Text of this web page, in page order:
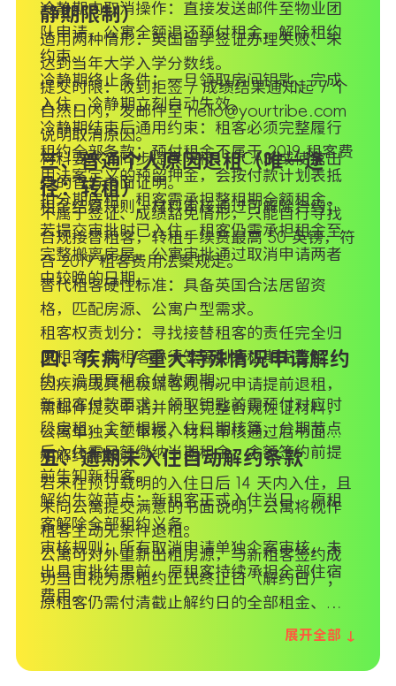
冷静期内取消操作：直接发送邮件至物业团
队申请，公寓全额退还预付租金，解除租约
约束。
冷静期终止条件：一旦领取房间钥匙、完成
入住，冷静期立刻自动失效。
冷静期结束后通用约束：租客必须完整履行
租约全部条款；预付租金不属于 2019 租客费
用法案定义的预留押金，会按付款计划表抵
扣分期房租；租客需承担整租期全额租金。
静期限制）
适用两种情形：英国留学签证办理失败、未
达到当年大学入学分数线。
提交时限：收到拒签 / 成绩结果通知起 7 个
自然日内，发邮件至 hello@yourtribe.com
说明取消原因。
材料要求：同步提供院校、UCAS 或使馆出
具的官方书面证明。
租金结算规则：材料审核通过可解除合约；
若提交审批时已入住，租客仍需承担租金至
完整搬离房屋、公寓审批通过取消申请两者
中较晚的日期。
三、普通个人原因退租（唯一途
径：转租）
不属于签证、成绩豁免情形，只能自行寻找
合规接替租客，转租手续费最高 50 英镑，符
合 2019 租客费用法案规定。
替代租客硬性标准：具备英国合法居留资
格，匹配房源、公寓户型需求。
租客权责划分：寻找接替租客的责任完全归
原租客；新租客必须签署剩余租期完整租
约，沿用原租金付款周期。
新租客付款要求：领取钥匙前需预付对应时
段房租，金额根据入住日期核算，分期节点
后入住需足额缴纳当期租金，金额签约前提
前告知新租客。
解约生效节点：新租客正式入住当日，原租
客解除全部租约义务。
审核规则：所有取消申请单独个案审核，未
出具审批结果前，原租客持续承担全部住宿
费用。
四、疾病 / 重大特殊情况申请解约
因疾病或其他极端客观情况申请提前退租，
需邮件提交申请并附上完整合规佐证材料，
公寓单独人工审核，材料审核通过后书面通
知解约生效。
五、逾期未入住自动解约条款
若未在预订载明的入住日后 14 天内入住，且
未向公寓提交满意的书面说明，公寓将视作
租客主动无条件退租。
公寓可对外重新出租房源，与新租客签约成
功当日视为原租约正式终止日（解约日）；
原租客仍需付清截止解约日的全部租金、相
关杂费，公寓有权追索所有未结清欠款。
展开全部 ↓